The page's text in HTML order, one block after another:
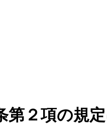
第２項の規